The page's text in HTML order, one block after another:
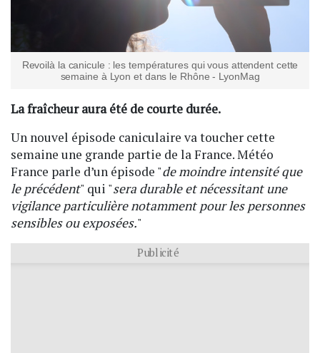
Revoilà la canicule : les températures qui vous attendent cette
semaine à Lyon et dans le Rhône - LyonMag
La fraîcheur aura été de courte durée.
Un nouvel épisode caniculaire va toucher cette
semaine une grande partie de la France. Météo
France parle d’un épisode "de moindre intensité que
le précédent" qui "sera durable et nécessitant une
vigilance particulière notamment pour les personnes
sensibles ou exposées."
Publicité